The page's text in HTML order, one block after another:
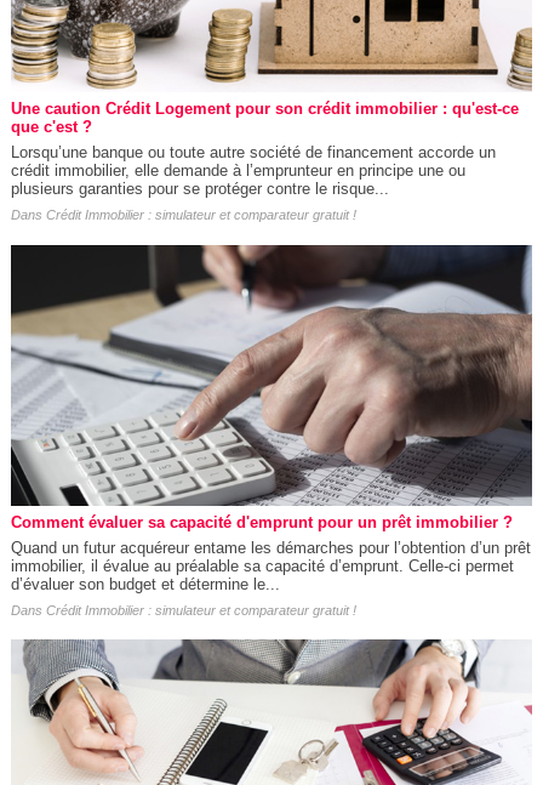
Une caution Crédit Logement pour son crédit immobilier : qu'est-ce
que c'est ?
Lorsqu’une banque ou toute autre société de financement accorde un
crédit immobilier, elle demande à l’emprunteur en principe une ou
plusieurs garanties pour se protéger contre le risque...
Dans Crédit Immobilier : simulateur et comparateur gratuit !
Comment évaluer sa capacité d'emprunt pour un prêt immobilier ?
Quand un futur acquéreur entame les démarches pour l’obtention d’un prêt
immobilier, il évalue au préalable sa capacité d’emprunt. Celle-ci permet
d’évaluer son budget et détermine le...
Dans Crédit Immobilier : simulateur et comparateur gratuit !